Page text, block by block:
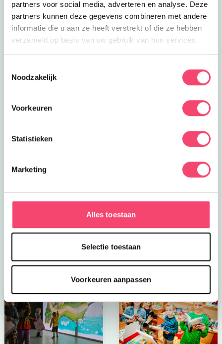
partners voor social media, adverteren en analyse. Deze
partners kunnen deze gegevens combineren met andere
informatie die u aan ze heeft verstrekt of die ze hebben
verzameld op basis van uw gebruik van hun services.
Noodzakelijk
Voorkeuren
Statistieken
Marketing
Alles toestaan
Selectie toestaan
Voorkeuren aanpassen
Ontdek de leukste gezinsuitjes in en om Den Bosch:
van kindvriendelijke festivals tot verkoelende
speeltuinen en spannende wandelroutes!
Laat die zomer maar komen!